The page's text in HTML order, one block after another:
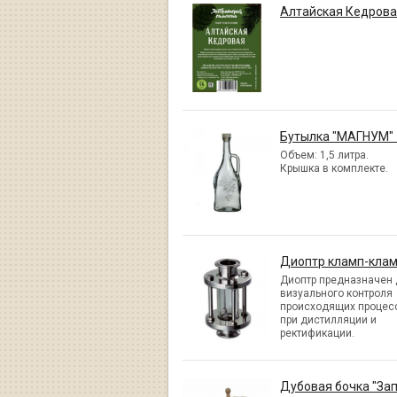
Алтайская
Бутылка "МАГНУМ"
Объем: 1,5 литра.
Крышка в комплекте.
Диоптр кламп-
Диоптр предназначен
визуального контроля
происходящих
при дистилляции и
ректификации.
Дубовая бочка